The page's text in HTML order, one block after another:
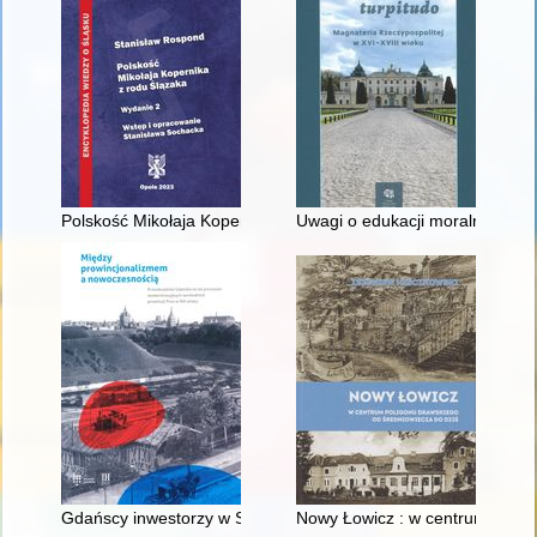
Polskość Mikołaja Kopernika z rodu ŚlązakaUwagi o edukacji moralnej
Gdańscy inwestorzy w Sopocie : prestiż finansowy i
Nowy Łowicz : w centrum